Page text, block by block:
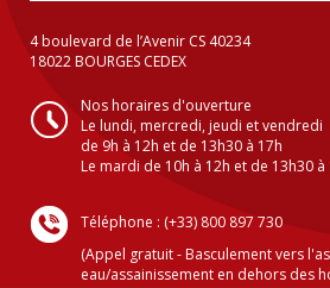
4 boulevard de l’Avenir CS 40234
18022 BOURGES CEDEX
Nos horaires d'ouverture
Le lundi, mercredi, jeudi et vendredi
de 9h à 12h et de 13h30 à 17h
Le mardi de 10h à 12h et de 13h30 à
Téléphone : (+33) 800 897 730
(Appel gratuit - Basculement vers
eau/assainissement en dehors des